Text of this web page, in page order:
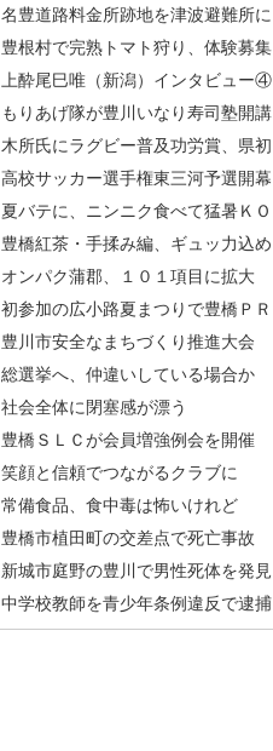
名豊道路料金所跡地を津波避難所に
豊根村で完熟トマト狩り、体験募集
上酔尾巳唯（新潟）インタビュー④
もりあげ隊が豊川いなり寿司塾開講
木所氏にラグビー普及功労賞、県初
高校サッカー選手権東三河予選開幕
夏バテに、ニンニク食べて猛暑ＫＯ
豊橋紅茶・手揉み編、ギュッ力込め
オンパク蒲郡、１０１項目に拡大
初参加の広小路夏まつりで豊橋ＰＲ
豊川市安全なまちづくり推進大会
総選挙へ、仲違いしている場合か
社会全体に閉塞感が漂う
豊橋ＳＬＣが会員増強例会を開催
笑顔と信頼でつながるクラブに
常備食品、食中毒は怖いけれど
豊橋市植田町の交差点で死亡事故
新城市庭野の豊川で男性死体を発見
中学校教師を青少年条例違反で逮捕